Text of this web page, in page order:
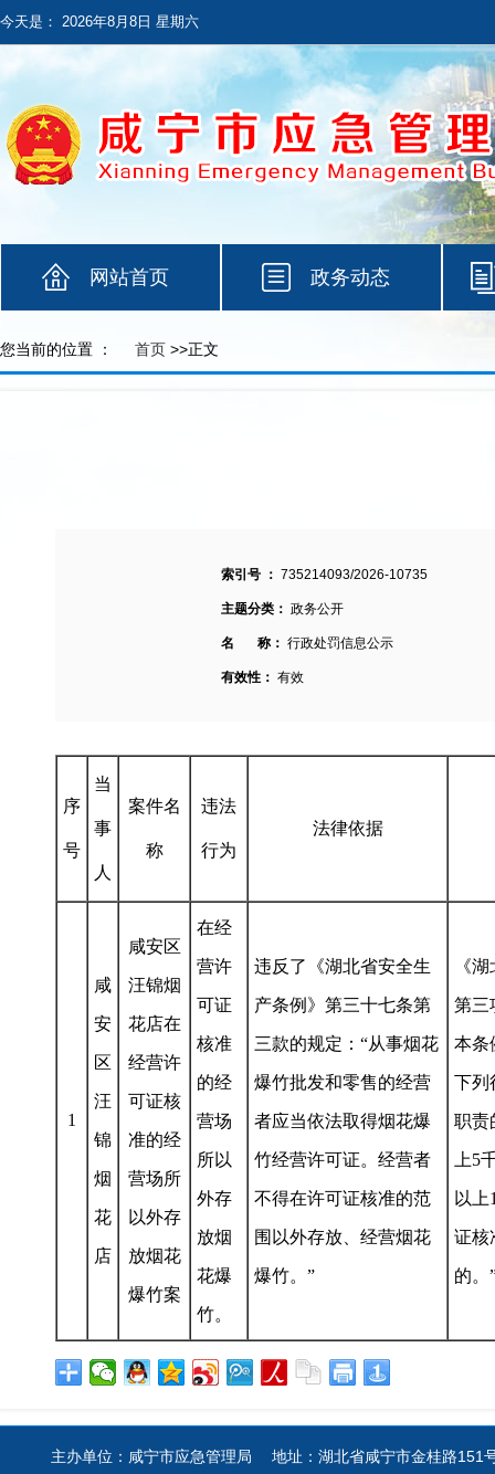
今天是： 2026年8月8日 星期六
网站首页 政务动态
您当前的位置 ： 首页 >>正文
索引号 ： 735214093/2026-10735
主题分类： 政务公开
名 称： 行政处罚信息公示
有效性： 有效
序
号
当
事
人
案件名
称
违法
行为
法律依据
1
咸
安
区
汪
锦
烟
花
店
咸安区
汪锦烟
花店在
经营许
可证核
准的经
营场所
以外存
放烟花
爆竹案
在经
营许
可证
核准
的经
营场
所以
外存
放烟
花爆
竹。
违反了《湖北省安全生
产条例》第三十七条第
三款的规定：“从事烟花
爆竹批发和零售的经营
者应当依法取得烟花爆
竹经营许可证。经营者
不得在许可证核准的范
围以外存放、经营烟花
爆竹。”
《
第三
本条
下列
职责
上5
以
证核
的。
主办单位：咸宁市应急管理局 地址：湖北省咸宁市金桂路